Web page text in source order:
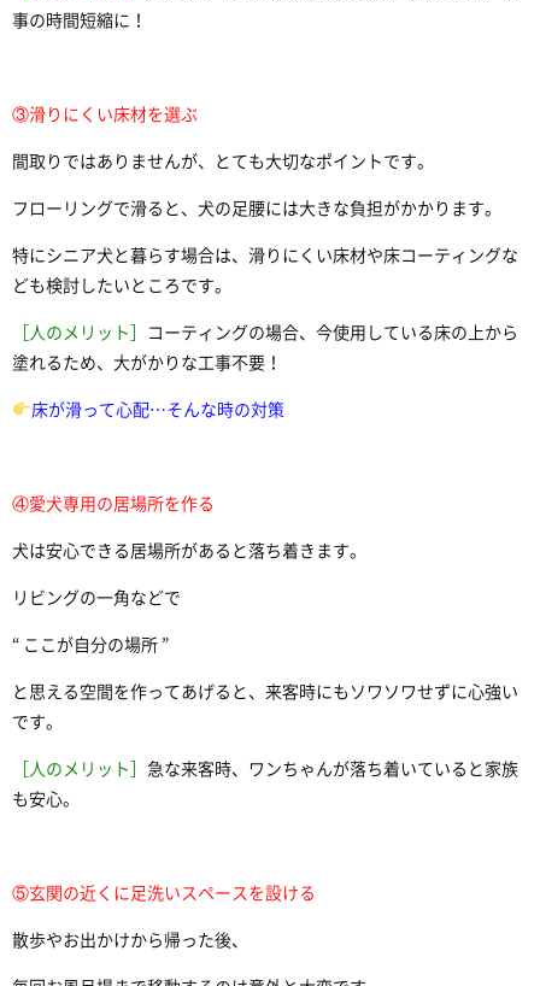
事の時間短縮に！
③滑りにくい床材を選ぶ
間取りではありませんが、とても大切なポイントです。
フローリングで滑ると、犬の足腰には大きな負担がかかります。
特にシニア犬と暮らす場合は、滑りにくい床材や床コーティングな
ども検討したいところです。
［人のメリット］
コーティングの場合、今使用している床の上から
塗れるため、大がかりな工事不要！
床が滑って心配…そんな時の対策
④愛犬専用の居場所を作る
犬は安心できる居場所があると落ち着きます。
リビングの一角などで
“ ここが自分の場所 ”
と思える空間を作ってあげると、来客時にもソワソワせずに心強い
です。
［人のメリット］ 急な来客時、ワンちゃんが落ち着いていると家族
も安心。
⑤玄関の近くに足洗いスペースを設ける
散歩やお出かけから帰った後、